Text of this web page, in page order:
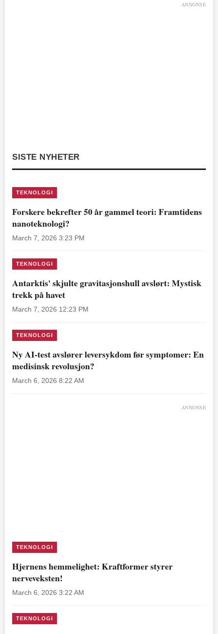
ANNONSE
SISTE NYHETER
TEKNOLOGI
Forskere bekrefter 50 år gammel teori: Framtidens
nanoteknologi?
March 7, 2026 3:23 PM
TEKNOLOGI
Antarktis' skjulte gravitasjonshull avslørt: Mystisk
trekk på havet
March 7, 2026 12:23 PM
TEKNOLOGI
Ny AI-test avslører leversykdom før symptomer: En
medisinsk revolusjon?
March 6, 2026 8:22 AM
ANNONSE
TEKNOLOGI
Hjernens hemmelighet: Kraftformer styrer
nerveveksten!
March 6, 2026 3:22 AM
TEKNOLOGI